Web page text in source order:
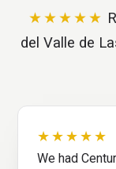
★★★★★
del Valle de
★★★★★
We had